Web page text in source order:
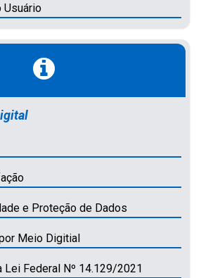
Usuário
e Proteção de Dados
Meio Digitial
Lei Federal Nº 14.129/2021